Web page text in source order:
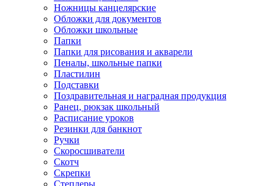
Ножницы канцелярские
Обложки для документов
Обложки школьные
Папки
Папки для рисования и акварели
Пеналы, школьные папки
Пластилин
Подставки
Поздравительная и наградная продукция
Ранец, рюкзак школьный
Расписание уроков
Резинки для банкнот
Ручки
Скоросшиватели
Скотч
Скрепки
Степлеры